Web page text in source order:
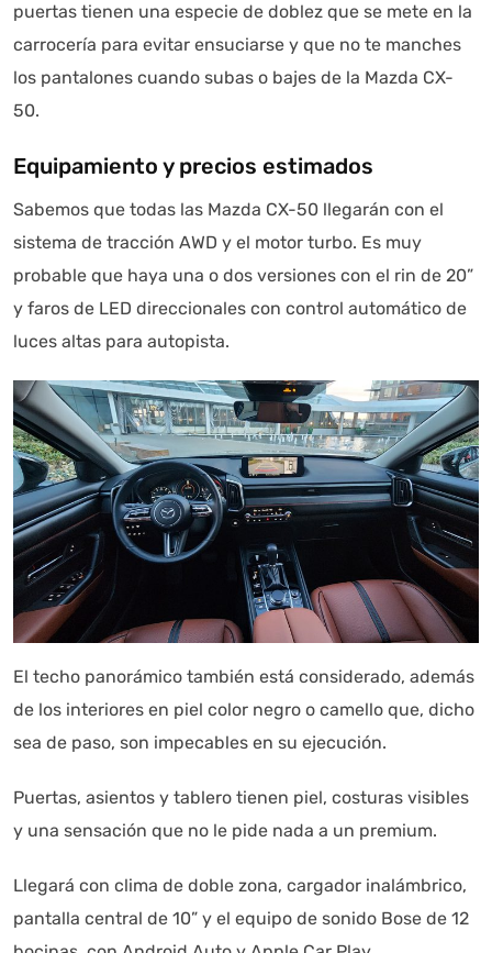
puertas tienen una especie de doblez que se mete en la
carrocería para evitar ensuciarse y que no te manches
los pantalones cuando subas o bajes de la Mazda CX-
50.
Equipamiento y precios estimados
Sabemos que todas las Mazda CX-50 llegarán con el
sistema de tracción AWD y el motor turbo. Es muy
probable que haya una o dos versiones con el rin de 20”
y faros de LED direccionales con control automático de
luces altas para autopista.
El techo panorámico también está considerado, además
de los interiores en piel color negro o camello que, dicho
sea de paso, son impecables en su ejecución.
Puertas, asientos y tablero tienen piel, costuras visibles
y una sensación que no le pide nada a un premium.
Llegará con clima de doble zona, cargador inalámbrico,
pantalla central de 10” y el equipo de sonido Bose de 12